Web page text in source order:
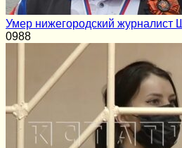
Умер нижегородский журналист
0988